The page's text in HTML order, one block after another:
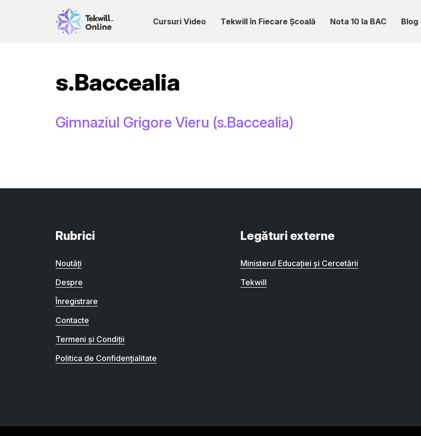
Cursuri Video Tekwill în Fiecare Școală Nota 10 la BAC Blog
s.Baccealia
Gimnaziul Grigore Vieru (s.Baccealia)
Rubrici
Noutăți
Despre
Înregistrare
Contacte
Termeni și Condiții
Politica de Confidențialitate
Legături externe
Ministerul Educației și Cercetării
Tekwill